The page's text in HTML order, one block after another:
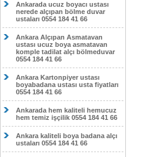
Ankarada ucuz boyacı ustası
nerede alçıpan bölme duvar
ustaları 0554 184 41 66
Ankara Alçıpan Asmatavan
ustası ucuz boya asmatavan
komple tadilat alçı bölmeduvar
0554 184 41 66
Ankara Kartonpiyer ustası
boyabadana ustası usta fiyatları
0554 184 41 66
Ankarada hem kaliteli hemucuz
hem temiz işçilik 0554 184 41 66
Ankara kaliteli boya badana alçı
ustaları 0554 184 41 66